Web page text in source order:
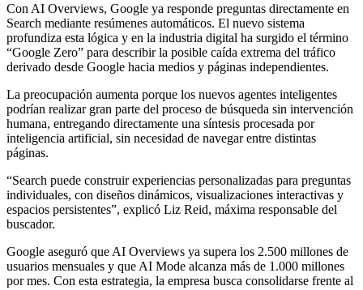
Con AI Overviews, Google ya responde preguntas directamente en
Search mediante resúmenes automáticos. El nuevo sistema
profundiza esta lógica y en la industria digital ha surgido el término
“Google Zero” para describir la posible caída extrema del tráfico
derivado desde Google hacia medios y páginas independientes.
La preocupación aumenta porque los nuevos agentes inteligentes
podrían realizar gran parte del proceso de búsqueda sin intervención
humana, entregando directamente una síntesis procesada por
inteligencia artificial, sin necesidad de navegar entre distintas
páginas.
“Search puede construir experiencias personalizadas para preguntas
individuales, con diseños dinámicos, visualizaciones interactivas y
espacios persistentes”, explicó Liz Reid, máxima responsable del
buscador.
Google aseguró que AI Overviews ya supera los 2.500 millones de
usuarios mensuales y que AI Mode alcanza más de 1.000 millones
por mes. Con esta estrategia, la empresa busca consolidarse frente al